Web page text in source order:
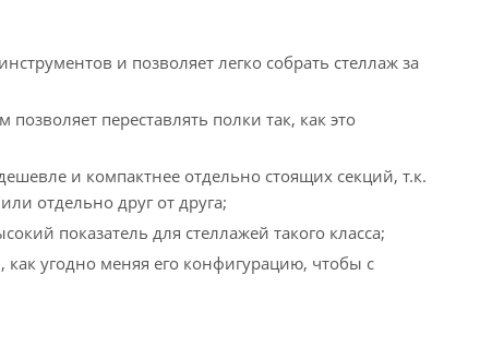
и позволяет легко собрать стеллаж за
переставлять полки так, как это
и компактнее отдельно стоящих секций, т.к.
отдельно друг от друга;
показатель для стеллажей такого класса;
угодно меняя его конфигурацию, чтобы с